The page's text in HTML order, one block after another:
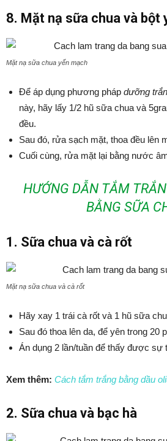
8. Mặt nạ sữa chua và bột
Mặt nạ sữa chua yến mạch
Để áp dụng phương pháp dưỡng
này, hãy lấy 1/2 hũ sữa chua và
đều.
Sau đó, rửa sạch mặt, thoa đều lên
Cuối cùng, rửa mặt lại bằng nước
HƯỚNG DẪN TẮM
BẰNG SỮA
1. Sữa chua và cà rốt
Mặt nạ sữa chua và cà rốt
Hãy xay 1 trái cà rốt và 1 hũ sữa
Sau đó thoa lên da, để yên trong 20
Án dụng 2 lần/tuần để thấy được sự
Xem thêm: Cách tắm trắng bằng dầu
2. Sữa chua và bạc hà